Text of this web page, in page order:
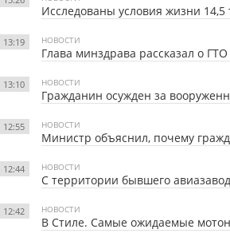
Исследованы условия жизни
13:19 НОВОСТИ
Глава минздрава рассказал о
13:10 НОВОСТИ
Гражданин осужден за
12:55 НОВОСТИ
Министр объяснил, почему
12:44 НОВОСТИ
С территории бывшего
12:42 НОВОСТИ
В Стиле. Самые ожидаемые